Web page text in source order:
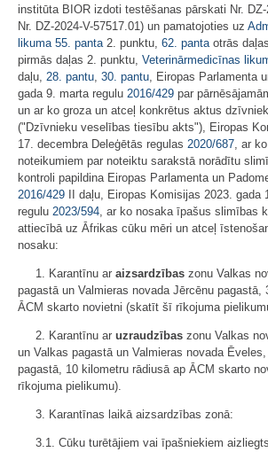
institūta BIOR izdoti testēšanas pārskati Nr. DZ-
Nr. DZ-2024-V-57517.01) un pamatojoties uz
likuma 55. panta2. punktu, 62. pantaotrās
pirmās daļas 2. punktu, Veterinārmedicīnas
daļu, 28. pantu, 30. pantu, Eiropas Parlamenta
gada 9. marta regulu 2016/429 par
un ar ko groza un atceļ konkrētus aktus
("Dzīvnieku veselības tiesību akts"), Eiropas
17. decembra Deleģētās regulas 2020/687, ar
noteikumiem par noteiktu sarakstā norādītu
kontroli papildina Eiropas Parlamenta un
2016/429 II daļu, Eiropas Komisijas 2023. gada
regulu 2023/594, ar ko nosaka īpašus slimības
attiecībā uz Āfrikas cūku mēri un atceļ
nosaku:
1. Karantīnu ar aizsardzības zonu Valkas
pagastā un Valmieras novada Jērcēnu pagastā,
ĀCM skarto novietni (skatīt šī rīkojuma
2. Karantīnu ar uzraudzības zonu Valkas
un Valkas pagastā un Valmieras novada
pagastā, 10 kilometru rādiusā ap ĀCM skarto
rīkojuma pielikumu).
3. Karantīnas laikā aizsardzības zonā:
3.1. Cūku turētājiem vai īpašniekiem